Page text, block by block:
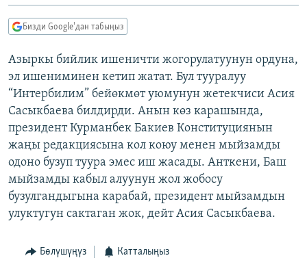
ЭКСПЕРТТЕР ТАЛДАЙТ
БИЗ ЖАНА ДҮЙНӨ
ДАНИСТЕ
ЭЖЕ-СИҢДИЛЕР
АЗАТТЫК+
ЫҢГАЙСЫЗ СУРООЛОР
ӨЗГӨЧӨ ПИКИР
Русский
ОНЛАЙН ШЕРИНЕ
ЭЕ/АРнун бардык сайттары
Бизди Google'дан табыңыз
Азыркы бийлик ишеничти жогорулатуунун ордуна,
эл ишениминен кетип жатат. Бул тууралуу
“Интербилим” бейөкмөт уюмунун жетекчиси Асия
Сасыкбаева билдирди. Анын көз карашында,
президент Курманбек Бакиев Конституциянын
жаңы редакциясына кол коюу менен мыйзамды
одоно бузуп туура эмес иш жасады. Анткени, Баш
мыйзамды кабыл алуунун жол жобосу
бузулгандыгына карабай, президент мыйзамдын
улуктугун сактаган жок, дейт Асия Сасыкбаева.
Бөлүшүңүз Катталыңыз